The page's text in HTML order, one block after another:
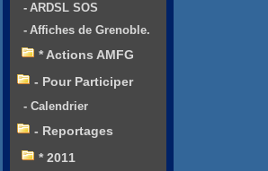
- ARDSL SOS
- Affiches de Grenoble.
* Actions AMFG
- Pour Participer
- Calendrier
- Reportages
* 2011